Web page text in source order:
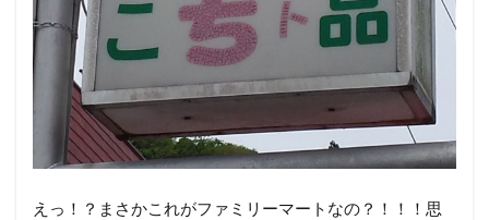
えっ！？まさかこれがファミリーマートなの？！！！思